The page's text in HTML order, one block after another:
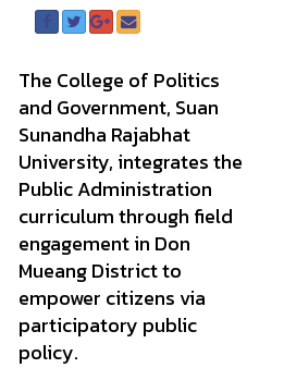
The College of Politics
and Government, Suan
Sunandha Rajabhat
University, integrates the
Public Administration
curriculum through field
engagement in Don
Mueang District to
empower citizens via
participatory public
policy.